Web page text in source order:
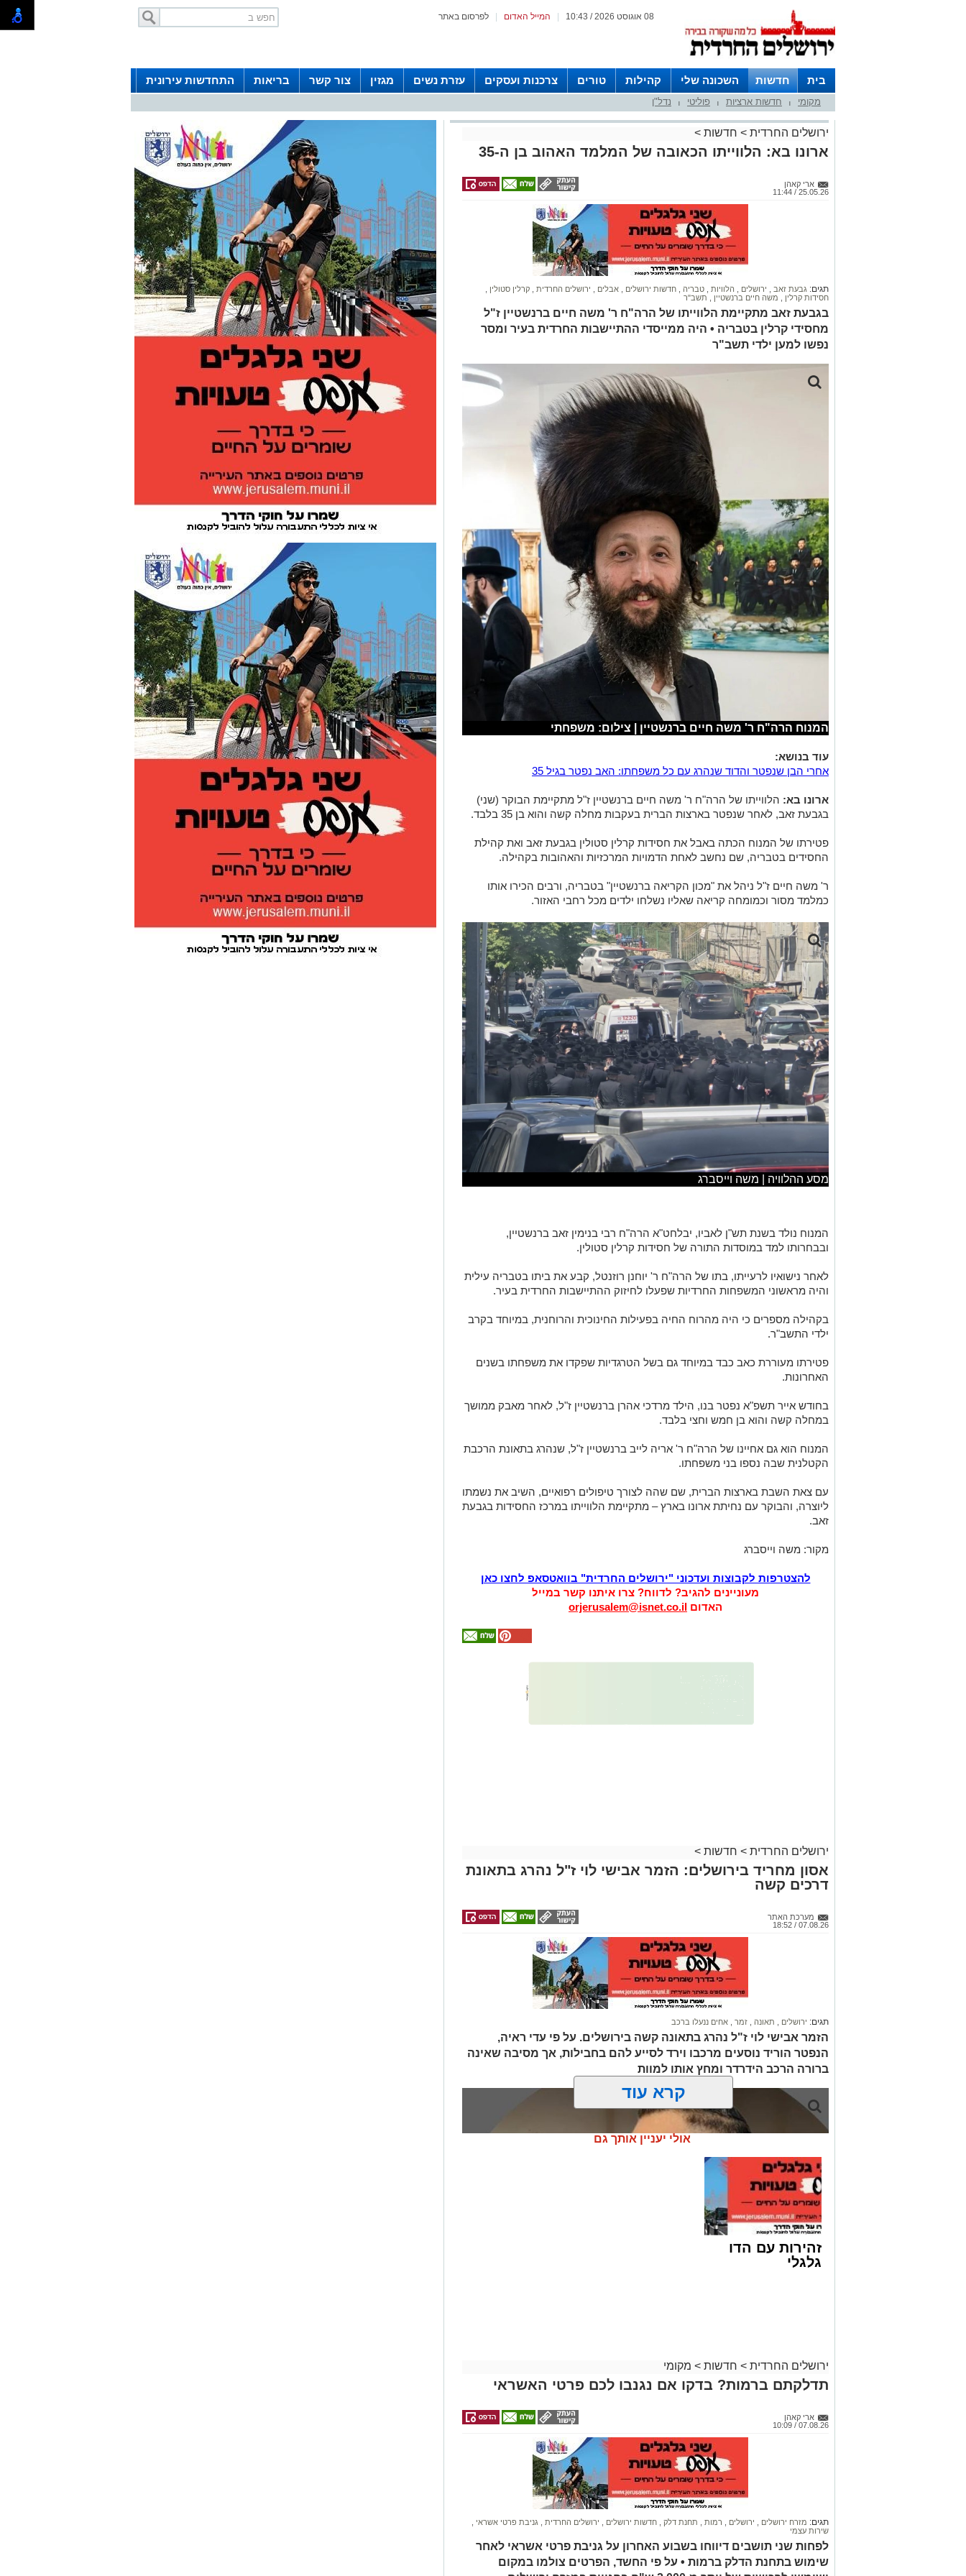
לפרסום באתר המייל האדום 08 אוגוסט 2026 / 10:43
בית חדשות השכונה שלי קהילות טורים צרכנות ועסקים עזרת נשים מגזין צור קשר בריאות
התחדשות עירונית
חצרות
מקומי חדשות ארציות פוליטי נדל"ן
ירושלים החרדית > חדשות >
ארונו בא: הלווייתו הכאובה של המלמד האהוב בן ה-35
ארי קאהן
25.05.26 / 11:44
תגים: גבעת זאב ירושלים הלוויות טבריה חדשות ירושלים אבלים ירושלים החרדית קרלין סטולין
חסידות קרלין
משה חיים ברנשטיין תשב"ר
בגבעת זאב מתקיימת הלווייתו של הרה"ח ר' משה חיים ברנשטיין ז"ל
מחסידי קרלין בטבריה • היה ממייסדי ההתיישבות החרדית בעיר ומסר
נפשו למען ילדי תשב"ר
המנוח הרה"ח ר' משה חיים ברנשטיין | צילום: משפחתי
עוד בנושא:
אחרי הבן שנפטר והדוד שנהרג עם כל משפחתו: האב נפטר בגיל 35
ארונו בא: הלווייתו של הרה"ח ר' משה חיים ברנשטיין ז"ל מתקיימת הבוקר (שני)
בגבעת זאב, לאחר שנפטר בארצות הברית בעקבות מחלה קשה והוא בן 35 בלבד.
פטירתו של המנוח הכתה באבל את חסידות קרלין סטולין בגבעת זאב ואת קהילת
החסידים בטבריה, שם נחשב לאחת הדמויות המרכזיות והאהובות בקהילה.
ר' משה חיים ז"ל ניהל את "מכון הקריאה ברנשטיין" בטבריה, ורבים הכירו אותו
כמלמד מסור וכמומחה קריאה שאליו נשלחו ילדים מכל רחבי האזור.
מסע ההלוויה | משה וייסברג
המנוח נולד בשנת תש"ן לאביו, יבלחט"א הרה"ח רבי בנימין זאב ברנשטיין,
ובבחרותו למד במוסדות התורה של חסידות קרלין סטולין.
לאחר נישואיו לרעייתו, בתו של הרה"ח ר' יוחנן רוזנטל, קבע את ביתו בטבריה עילית
והיה מראשוני המשפחות החרדיות שפעלו לחיזוק ההתיישבות החרדית בעיר.
בקהילה מספרים כי היה מהרוח החיה בפעילות החינוכית והרוחנית, במיוחד בקרב
ילדי התשב"ר.
פטירתו מעוררת כאב כבד במיוחד גם בשל הטרגדיות שפקדו את משפחתו בשנים
האחרונות.
בחודש אייר תשפ"א נפטר בנו, הילד מרדכי אהרן ברנשטיין ז"ל, לאחר מאבק ממושך
במחלה קשה והוא בן חמש וחצי בלבד.
המנוח הוא גם אחיינו של הרה"ח ר' אריה לייב ברנשטיין ז"ל, שנהרג בתאונת הרכבת
הקטלנית שבה נספו בני משפחתו.
עם צאת השבת בארצות הברית, שם שהה לצורך טיפולים רפואיים, השיב את נשמתו
ליוצרה, והבוקר עם נחיתת ארונו בארץ – מתקיימת הלווייתו במרכז החסידות בגבעת
זאב.
מקור: משה וייסברג
להצטרפות לקבוצות ועדכוני "ירושלים החרדית" בוואטסאפ לחצו כאן
מעוניינים להגיב? לדווח? צרו איתנו קשר במייל
האדום orjerusalem@isnet.co.il
ירושלים החרדית > חדשות >
אסון מחריד בירושלים: הזמר אבישי לוי ז"ל נהרג בתאונת
דרכים קשה
מערכת האתר
07.08.26 / 18:52
תגים: ירושלים , תאונה , זמר , אחים ננעלו ברכב
הזמר אבישי לוי ז"ל נהרג בתאונה קשה בירושלים. על פי עדי ראיה,
הנפטר הוריד נוסעים מרכבו וירד לסייע להם בחבילות, אך מסיבה שאינה
ברורה הרכב הידרדר ומחץ אותו למוות
קבוצת זמן אמת
אסון בירושלים: הזמר אבישי לוי ז"ל משכונת רמת שלמה נהרג בתאונה קשה ברח'
על פי עדי ראיה, הנפטר הוריד נוסעים מרכבו וירד לסייע להם בחבילות, אך מסיבה
שאינה ברורה הרכב הידרדר ומחץ אותו למוות.
כוחות הצלה שהגיעו למקום מצאו אותו במצב אנוש והחלו לבצע עליו פעולות
החייאה. במקביל הוא פונה לבית החולים הדסה הר הצופים אולם חרף מאמצי
ההצלה ולדאבון לב המשפחה הוא נפטר.
הלווייתו תתקיים במוצאי שבת.
ת.נ.צ.ב.ה
קרא עוד
אולי יעניין אותך גם
זהירות עם הדו
גלגלי
ירושלים החרדית > חדשות > מקומי
תדלקתם ברמות? בדקו אם נגנבו לכם פרטי האשראי
ארי קאהן
07.08.26 / 10:09
תגים: מזרח ירושלים ירושלים רמות תחנת דלק חדשות ירושלים ירושלים החרדית גניבת פרטי אשראי
שירות עצמי
לפחות שני תושבים דיווחו בשבוע האחרון על גניבת פרטי אשראי לאחר
שימוש בתחנת הדלק ברמות • על פי החשד, הפרטים צולמו במקום